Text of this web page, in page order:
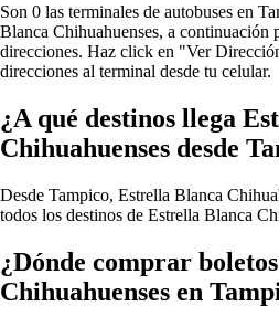
Son 0 las terminales de autobuses en
Blanca Chihuahuenses, a continuación
direcciones. Haz click en "Ver
direcciones al terminal desde tu celular.
¿A qué destinos llega
Chihuahuenses desde
Desde Tampico, Estrella Blanca
todos los destinos de Estrella Blanca
¿Dónde comprar
Chihuahuenses en